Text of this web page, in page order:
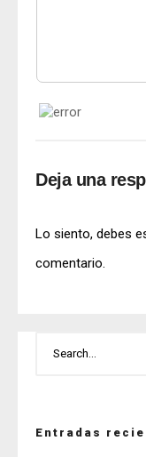
Deja una
Lo siento, debes
comentario.
Entradas